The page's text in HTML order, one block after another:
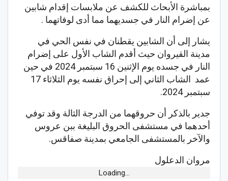
بمباشرة الأبحاث للكشف عن ملابسات إقدام شابين
عن إضرام النار في جسديهما مما أدى لوفاتهما .
يشار إلى أن الشابين يقطنان في نفس الحي في
مدينة القيروان حيث أقدم الشاب الأول على إضرام
النار في جسده يوم الإثنين 16 سبتمبر 2024 في حين
عمد الشاب الثاني إلى إحراق نفسه يوم الثلاثاء 17
سبتمبر 2024.
جدير بالذكر أن حروقهما من الدرجة الثالة وقد توفي
أحدهما في مستشفى الحروق البليغة ببن عروس
والآخر بالمستشفى الجامعي بمدينة صفاقس.
مروان الدعلول
Loading...